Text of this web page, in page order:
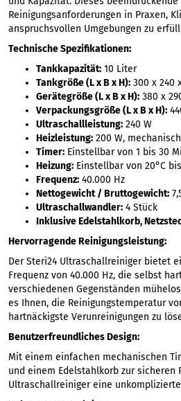
Tattoo
Reinigungsanforderungen in Praxen,
anspruchsvollen Umgebungen zu
Technische Spezifikationen:
Tankkapazität: 10 Liter
Tankgröße (L x B x H): 300 x 240
Gerätegröße (L x B x H): 380 x
Verpackungsgröße (L x B x H):
Ultraschallleistung: 240 W
Heizleistung: 200 W,
Timer: Einstellbar von 1 bis 30
Heizung: Einstellbar von 20°C
Frequenz: 40.000 Hz
Nettogewicht / Bruttogewicht:
Ultraschallwandler: 4 Stück
Inklusive Edelstahlkorb,
Hervorragende Reinigungsleistung:
Der Steri24 Ultraschallreiniger bietet
Frequenz von 40.000 Hz, die selbst
verschiedenen Gegenständen
es Ihnen, die Reinigungstemperatur
hartnäckigste Verunreinigungen zu
Benutzerfreundliches Design:
Mit einem einfachen mechanischen
und einem Edelstahlkorb zur
Ultraschallreiniger eine